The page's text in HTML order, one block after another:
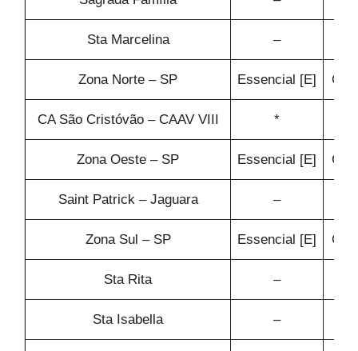
Sta Marcelina –
Zona Norte – SP Essencial [E]
CA São Cristóvão – CAAV VIII *
Zona Oeste – SP Essencial [E]
Saint Patrick – Jaguara –
Zona Sul – SP Essencial [E]
Sta Rita –
Sta Isabella –